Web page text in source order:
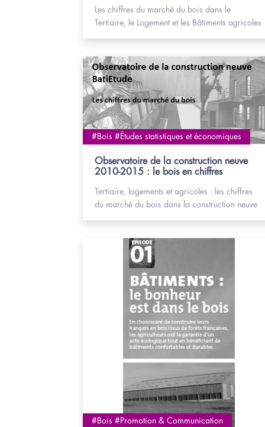
Les chiffres du marché du bois dans le
Tertiaire, le Logement et les Bâtiments agricoles
#Bois #Études statistiques et économiques
Observatoire de la construction neuve
2010-2015 : le bois en chiffres
Tertiaire, logements et agricoles : les chiffres
du marché du bois dans la construction neuve
#Bois #Promotion & Communication